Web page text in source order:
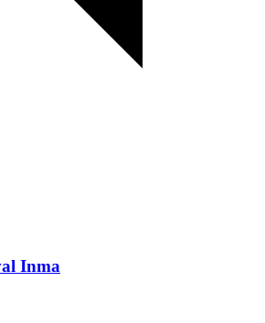
Inma